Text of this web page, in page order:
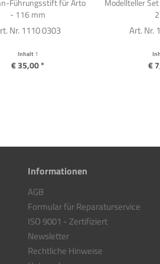
Führungsstift für Arto
- 116 mm
Nr. 1110 0303
Inhalt 1
€ 35,00 *
Modellteller
Art. Nr.
€
Informationen
AGB
Formular für Reparaturservice
ISO 9001 - Zertifiziert
Newsletter
Rechtliche Hinweise